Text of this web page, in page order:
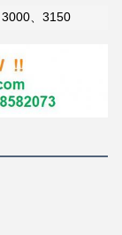
、3150